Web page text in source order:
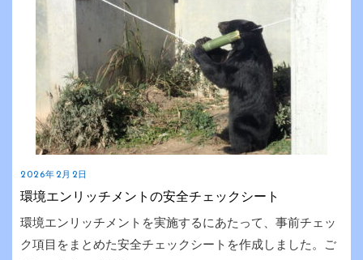
2026年2月2日
環境エンリッチメントの安全チェックシート
環境エンリッチメントを実施するにあたって、事前チェッ
ク項目をまとめた安全チェックシートを作成しました。ご